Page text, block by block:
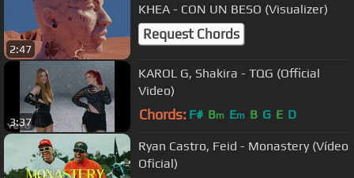
2:47
KHEA - CON UN BESO (Visualizer)
Request Chords
3:37
KAROL G, Shakira - TQG (Official
Video)
Chords: F# Bm Em B G E D
Ryan Castro, Feid - Monastery (Vídeo
Oficial)